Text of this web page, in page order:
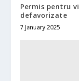
Permis pentru
defavorizate
7 January 2025